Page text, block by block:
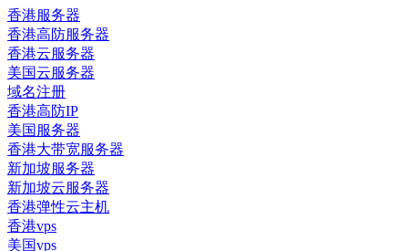
香港服务器
香港高防服务器
香港云服务器
美国云服务器
域名注册
香港高防IP
美国服务器
香港大带宽服务器
新加坡服务器
新加坡云服务器
香港弹性云主机
香港vps
美国vps